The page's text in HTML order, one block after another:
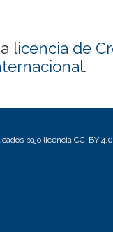
licencia de
.
bajo licencia CC-BY 4.0